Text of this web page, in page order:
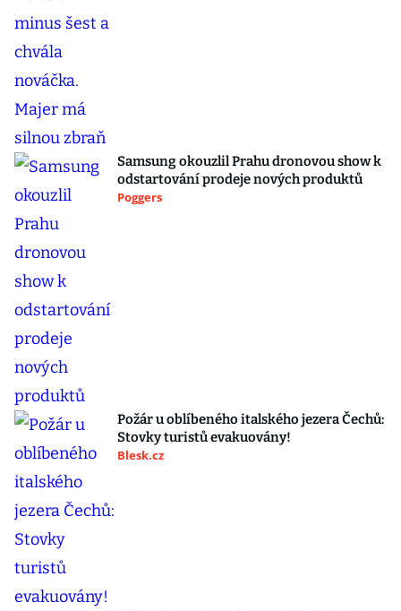
Samsung okouzlil Prahu dronovou show k
odstartování prodeje nových produktů
Poggers
Požár u oblíbeného italského jezera Čechů:
Stovky turistů evakuovány!
Blesk.cz